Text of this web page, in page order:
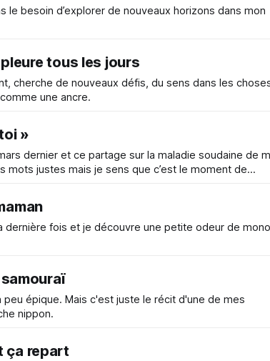
le besoin d’explorer de nouveaux horizons dans mon
tous les jours
cherche de nouveaux défis, du sens dans les
une ancre.
»
dernier et ce partage sur la maladie soudaine de
mots justes mais je sens que c’est le moment de
en dehors des murs de ma forteresse, de
dernière fois et je découvre une petite odeur de
peu épique. Mais c'est juste le récit d'une de mes
nippon.
ça repart